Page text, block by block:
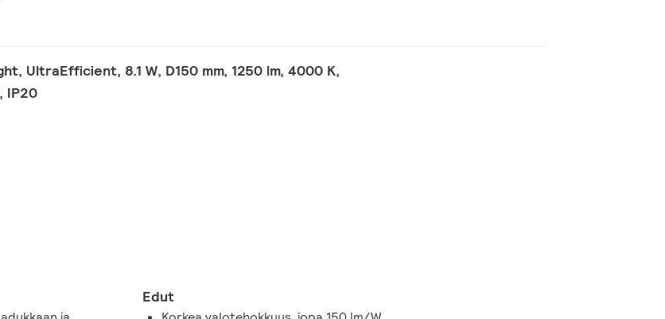
UltraEfficient, 8.1 W, D150 mm, 1250 lm, 4000 K,
IP20
Edut